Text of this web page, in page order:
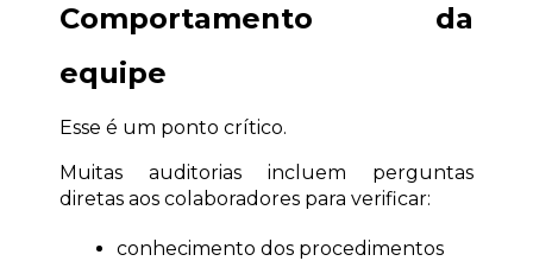
Comportamento da
equipe
Esse é um ponto crítico.
Muitas auditorias incluem perguntas
diretas aos colaboradores para verificar:
conhecimento dos procedimentos